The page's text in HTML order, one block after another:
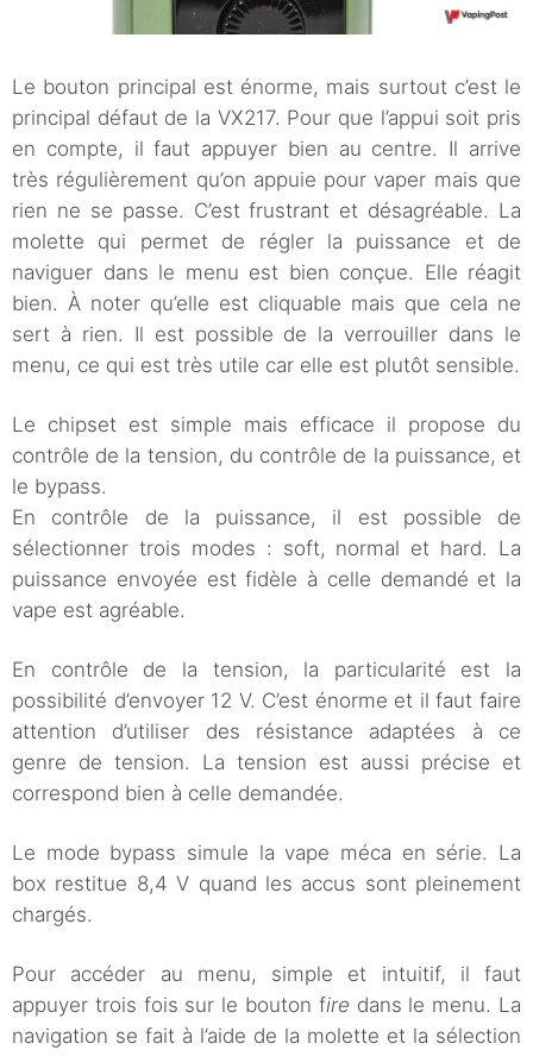
Le bouton principal est énorme, mais surtout c’est le
principal défaut de la VX217. Pour que l’appui soit pris
en compte, il faut appuyer bien au centre. Il arrive
très régulièrement qu’on appuie pour vaper mais que
rien ne se passe. C’est frustrant et désagréable. La
molette qui permet de régler la puissance et de
naviguer dans le menu est bien conçue. Elle réagit
bien. À noter qu’elle est cliquable mais que cela ne
sert à rien. Il est possible de la verrouiller dans le
menu, ce qui est très utile car elle est plutôt sensible.
Le chipset est simple mais efficace il propose du
contrôle de la tension, du contrôle de la puissance, et
le bypass.
En contrôle de la puissance, il est possible de
sélectionner trois modes : soft, normal et hard. La
puissance envoyée est fidèle à celle demandé et la
vape est agréable.
En contrôle de la tension, la particularité est la
possibilité d’envoyer 12 V. C’est énorme et il faut faire
attention d’utiliser des résistance adaptées à ce
genre de tension. La tension est aussi précise et
correspond bien à celle demandée.
Le mode bypass simule la vape méca en série. La
box restitue 8,4 V quand les accus sont pleinement
chargés.
Pour accéder au menu, simple et intuitif, il faut
appuyer trois fois sur le bouton fire dans le menu. La
navigation se fait à l’aide de la molette et la sélection